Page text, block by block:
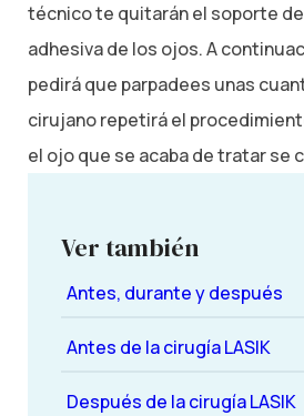
técnico te quitarán el soporte
adhesiva de los ojos. A
pedirá que parpadees unas
cirujano repetirá el
el ojo que se acaba de tratar se
Ver también
Antes, durante y después
Antes de la cirugía LASIK
Después de la cirugía LASIK